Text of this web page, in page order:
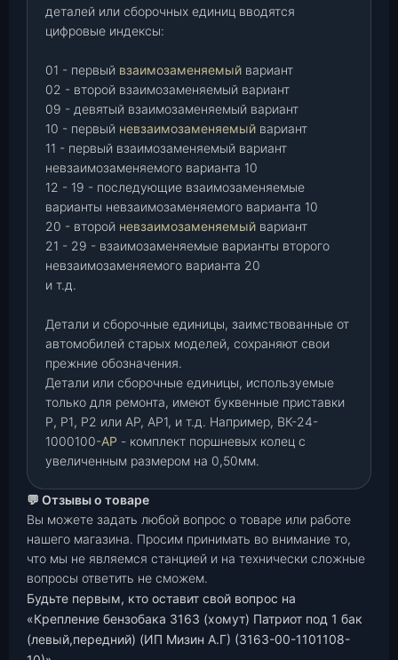
деталей или сборочных единиц вводятся
цифровые индексы:
01 - первый взаимозаменяемый вариант
02 - второй взаимозаменяемый вариант
09 - девятый взаимозаменяемый вариант
10 - первый невзаимозаменяемый вариант
11 - первый взаимозаменяемый вариант
невзаимозаменяемого варианта 10
12 - 19 - последующие взаимозаменяемые
варианты невзаимозаменяемого варианта 10
20 - второй невзаимозаменяемый вариант
21 - 29 - взаимозаменяемые варианты второго
невзаимозаменяемого варианта 20
и т.д.
Детали и сборочные единицы, заимствованные от
автомобилей старых моделей, сохраняют свои
прежние обозначения.
Детали или сборочные единицы, используемые
только для ремонта, имеют буквенные приставки
Р, Р1, Р2 или АР, АР1, и т.д. Например, ВК-24-
1000100-АР - комплект поршневых колец с
увеличенным размером на 0,50мм.
💬 Отзывы о товаре
Вы можете задать любой вопрос о товаре или работе
нашего магазина. Просим принимать во внимание то,
что мы не являемся станцией и на технически сложные
вопросы ответить не сможем.
Будьте первым, кто оставит свой вопрос на
«Крепление бензобака 3163 (хомут) Патриот под 1 бак
(левый,передний) (ИП Мизин А.Г) (3163-00-1101108-